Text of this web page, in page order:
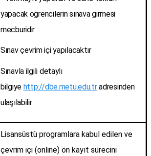
yapacak öğrencilerin sınava girmesi
mecburidir
Sınav çevrim içi yapılacaktır
Sınavla ilgili detaylı
bilgiye http://dbe.metu.edu.tradresinden
ulaşılabilir
Lisansüstü programlara kabul edilen ve
çevrim içi (online) ön kayıt sürecini